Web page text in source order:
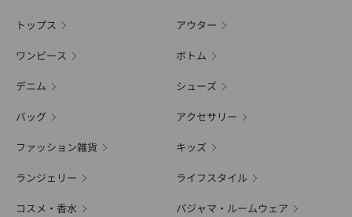
トップス アウター
ワンピース ボトム
デニム シューズ
バッグ アクセサリー
ファッション雑貨 キッズ
ランジェリー ライフスタイル
コスメ・香水 パジャマ・ルームウェア